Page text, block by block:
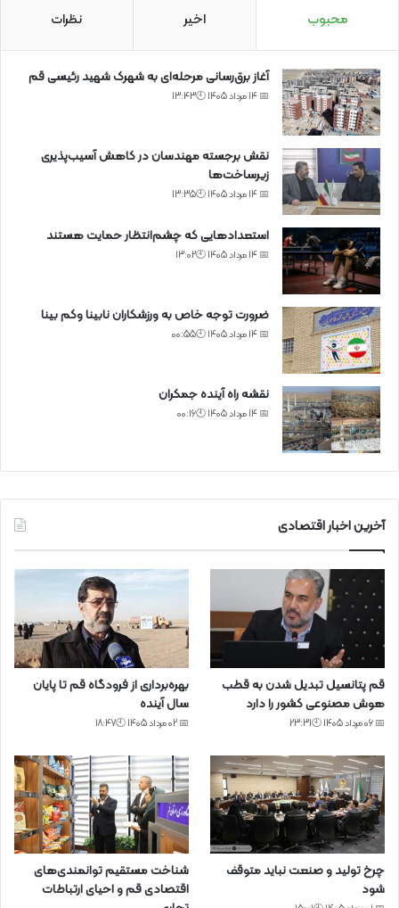
محبوب اخیر نظرات
آغاز برق‌رسانی مرحله‌ای به شهرک شهید رئیسی قم
📅 14 مرداد 1405 🕙13:43
نقش برجسته مهندسان در کاهش آسیب‌پذیری
زیرساخت‌ها
📅 14 مرداد 1405 🕙13:35
استعدادهایی که چشم‌انتظار حمایت هستند
📅 14 مرداد 1405 🕙13:02
ضرورت توجه خاص به ورزشکاران نابینا وکم بینا
📅 14 مرداد 1405 🕙00:55
نقشه راه آینده جمکران
📅 14 مرداد 1405 🕙00:16
آخرین اخبار اقتصادی
قم پتانسیل تبدیل شدن به قطب
هوش مصنوعی کشور را دارد
📅 06 مرداد 1405 🕙23:31
بهره‌برداری از فرودگاه قم تا پایان
سال آینده
📅 02 مرداد 1405 🕙18:47
چرخ تولید و صنعت نباید متوقف
شود
شناخت مستقیم توانمندی‌های
اقتصادی قم و احیای ارتباطات